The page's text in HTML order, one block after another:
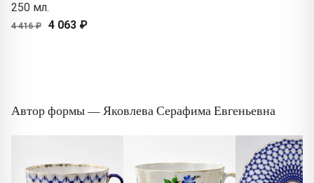
250 мл.
4 416 ₽ 4 063 ₽
Автор формы — Яковлева Серафима Евгеньевна